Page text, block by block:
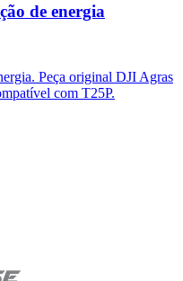
de energia
Peça original DJI Agras
com T25P.